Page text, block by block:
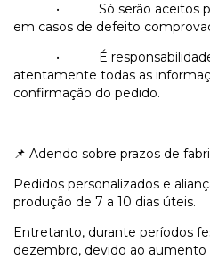
•
Só serão aceitos
em casos de defeito
•
É
atentamente todas as
confirmação do pedido.
📌 Adendo sobre prazos de
Pedidos personalizados e
produção de 7 a 10 dias úteis.
Entretanto, durante períodos
dezembro, devido ao aumento